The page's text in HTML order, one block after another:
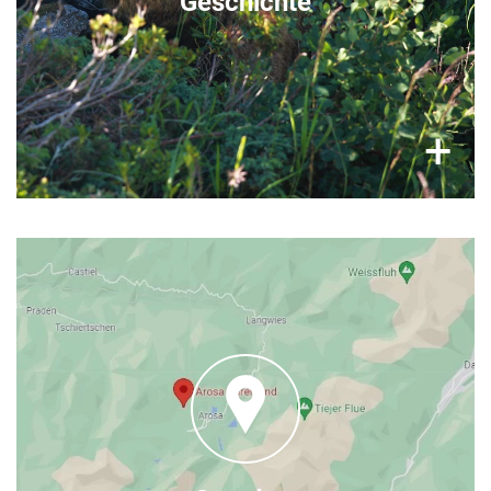
+
×
Wo Sie uns finden
Stiftung Arosa Bären
Dorfstrasse / SKZA
7050 Arosa, Schweiz
Weitere Informationen zur Anreise können Sie
hier
nachlesen – Es liegt etwa 40 Minuten von
Chur (mit dem Zug). Finden Sie uns auf
Google